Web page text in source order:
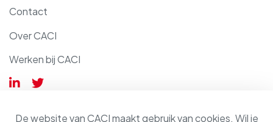
Contact
Over CACI
Werken bij CACI
De website van CACI maakt gebruik van cookies. Wil je